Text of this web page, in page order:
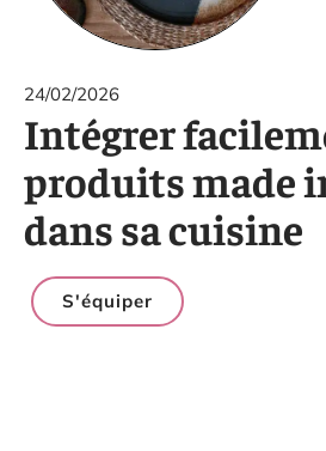
24/02/2026
Intégrer
produits made
dans sa cuisine
S'équiper